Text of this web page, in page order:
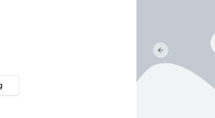
Previous slide